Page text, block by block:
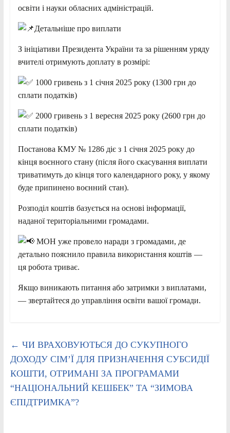
освіти і науки обласних адміністрацій.
Детальніше про виплати
З ініціативи Президента України та за рішенням уряду
вчителі отримують доплату в розмірі:
1000 гривень з 1 січня 2025 року (1300 грн до
сплати податків)
2000 гривень з 1 вересня 2025 року (2600 грн до
сплати податків)
Постанова КМУ № 1286 діє з 1 січня 2025 року до
кінця воєнного стану (після його скасування виплати
триватимуть до кінця того календарного року, у якому
буде припинено воєнний стан).
Розподіл коштів базується на основі інформації,
наданої територіальними громадами.
МОН уже провело наради з громадами, де
детально пояснило правила використання коштів —
ця робота триває.
Якщо виникають питання або затримки з виплатами,
— звертайтеся до управління освіти вашої громади.
← ЧИ ВРАХОВУЮТЬСЯ ДО СУКУПНОГО
ДОХОДУ СІМ’Ї ДЛЯ ПРИЗНАЧЕННЯ СУБСИДІЇ
КОШТИ, ОТРИМАНІ ЗА ПРОГРАМАМИ
“НАЦІОНАЛЬНИЙ КЕШБЕК” ТА “ЗИМОВА
ЄПІДТРИМКА”?